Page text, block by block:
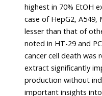
highest in 70% EtOH
case of HepG2, A549,
lesser than that of
noted in HT-29 and
cancer cell death was
extract significantly
production without
important insights